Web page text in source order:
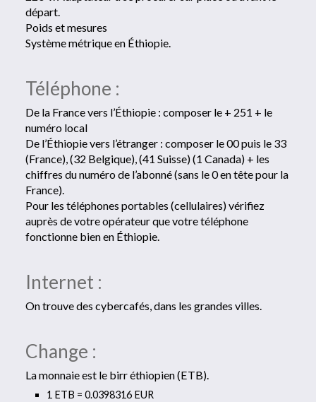
départ.
Poids et mesures
Système métrique en Éthiopie.
Téléphone :
De la France vers l’Éthiopie : composer le + 251 + le
numéro local
De l’Éthiopie vers l’étranger : composer le 00 puis le 33
(France), (32 Belgique), (41 Suisse) (1 Canada) + les
chiffres du numéro de l’abonné (sans le 0 en tête pour la
France).
Pour les téléphones portables (cellulaires) vérifiez
auprès de votre opérateur que votre téléphone
fonctionne bien en Éthiopie.
Internet :
On trouve des cybercafés, dans les grandes villes.
Change :
La monnaie est le birr éthiopien (ETB).
1 ETB = 0.0398316 EUR